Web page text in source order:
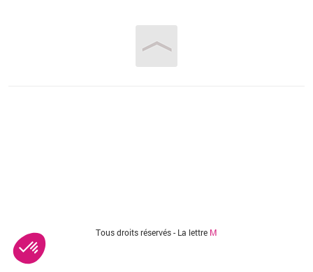
Tous droits réservés - La lettre M